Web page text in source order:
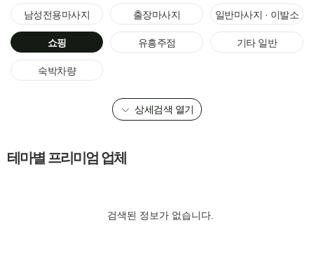
남성전용마사지 출장마사지 일반마사지 · 이발소
쇼핑 유흥주점 기타 일반
숙박차량
상세검색 열기
테마별 프리미엄 업체
검색된 정보가 없습니다.